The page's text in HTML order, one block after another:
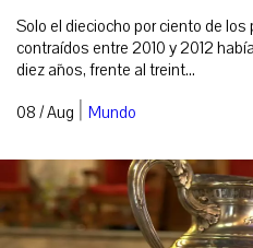
Solo el dieciocho por ciento de
contraídos entre 2010 y 2012
diez años, frente al treint...
08 / Aug | Mundo